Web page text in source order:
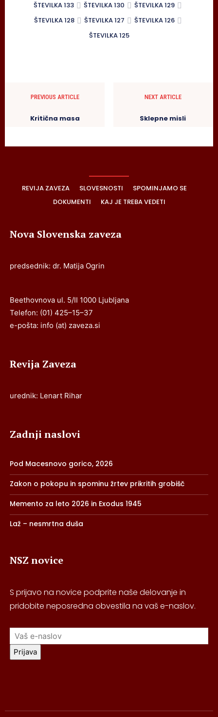
ŠTEVILKA 133 ŠTEVILKA 130
ŠTEVILKA 129
ŠTEVILKA 128
ŠTEVILKA 127
ŠTEVILKA 126
ŠTEVILKA 125
PREVIOUS ARTICLE
Kritična masa
NEXT ARTICLE
Sklepne misli
REVIJA ZAVEZA SLOVESNOSTI
SPOMINJAMO SE
DOKUMENTI
KAJ JE TREBA VEDETI
Nova Slovenska zaveza
predsednik: dr. Matija Ogrin
Beethovnova ul. 5/II 1000 Ljubljana
Telefon: (01) 425–15–37
e-pošta: info (at) zaveza.si
Revija Zaveza
urednik: Lenart Rihar
Zadnji naslovi
Pod Macesnovo gorico, 2026
Zakon o pokopu in spominu žrtev prikritih grobišč
Memento za leto 2026 in Exodus 1945
Laž – nesmrtna duša
NSZ novice
S prijavo na novice podprite naše delovanje in
pridobite neposredna obvestila na vaš e-naslov.
Prijava